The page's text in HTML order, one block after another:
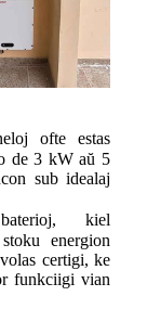
ofte estas
de 3 kW aŭ 5
sub idealaj
kiel
energion
certigi, ke
funkciigi vian